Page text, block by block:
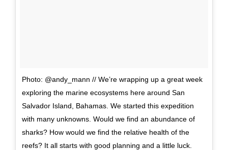
Photo: @andy_mann // We’re wrapping up a great week
exploring the marine ecosystems here around San
Salvador Island, Bahamas. We started this expedition
with many unknowns. Would we find an abundance of
sharks? How would we find the relative health of the
reefs? It all starts with good planning and a little luck.